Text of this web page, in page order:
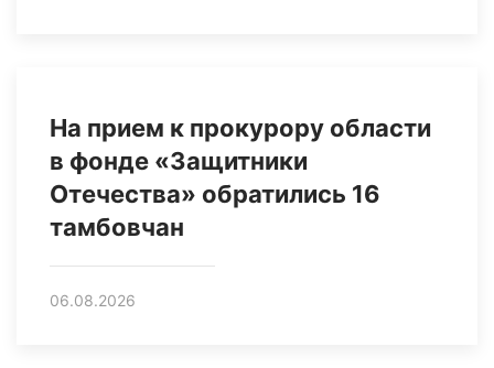
На прием к прокурору области
в фонде «Защитники
Отечества» обратились 16
тамбовчан
06.08.2026